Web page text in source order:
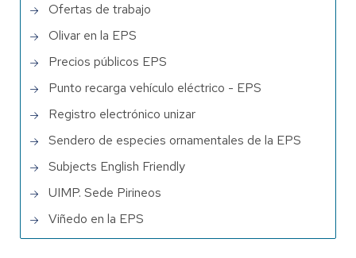
Ofertas de trabajo
Olivar en la EPS
Precios públicos EPS
Punto recarga vehículo eléctrico - EPS
Registro electrónico unizar
Sendero de especies ornamentales de la EPS
Subjects English Friendly
UIMP. Sede Pirineos
Viñedo en la EPS